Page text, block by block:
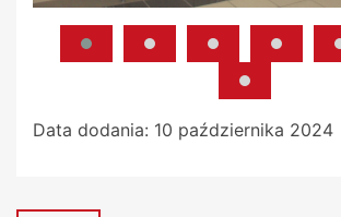
Data dodania: 10 października 2024